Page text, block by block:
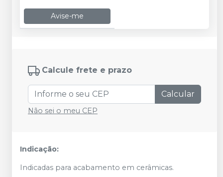
Avise-me
Calcule frete e prazo
Calcular
Não sei o meu CEP
Indicação:
Indicadas para acabamento em cerâmicas.